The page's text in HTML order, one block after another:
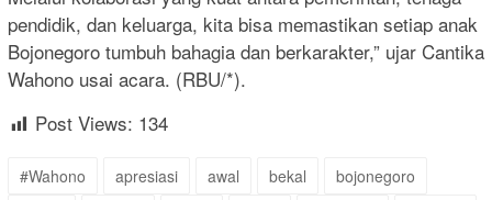
pendidik, dan keluarga, kita bisa memastikan setiap anak
Bojonegoro tumbuh bahagia dan berkarakter,” ujar Cantika
Wahono usai acara. (RBU/*).
Post Views: 134
#Wahono apresiasi awal bekal
bojonegoro